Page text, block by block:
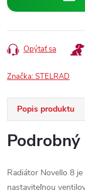
Opýtať sa
Značka:STELRAD
Popis produktu
Radiátor Novello 8
nastaviteľnou